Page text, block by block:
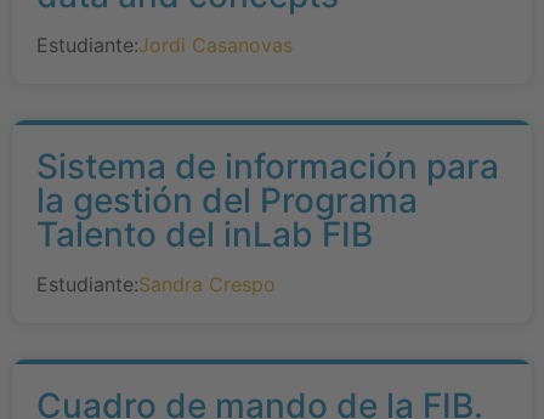
Estudiante:Jordi Casanovas
Sistema de información para
la gestión del Programa
Talento del inLab FIB
Estudiante:Sandra Crespo
Cuadro de mando de la FIB.